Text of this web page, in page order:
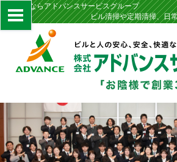
定期清掃ならアドバンスサービスグループ
ビル清掃や定期清掃、日